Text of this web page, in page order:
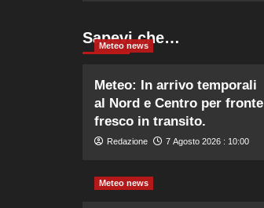
Sapevi che…
Meteo news
Meteo: In arrivo temporali
al Nord e Centro per fronte
fresco in transito.
Redazione 7 Agosto 2026 : 10:00
Meteo news